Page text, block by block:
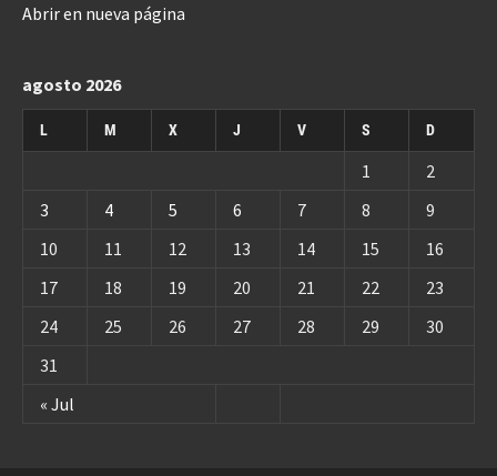
Abrir en nueva página
agosto 2026
L M X J V S D
« Jul
1
2
3
4 5 6 7 8
9
10
11 12 13 14 15
16
17
18 19 20 21 22
23
24
25 26 27 28 29
30
31